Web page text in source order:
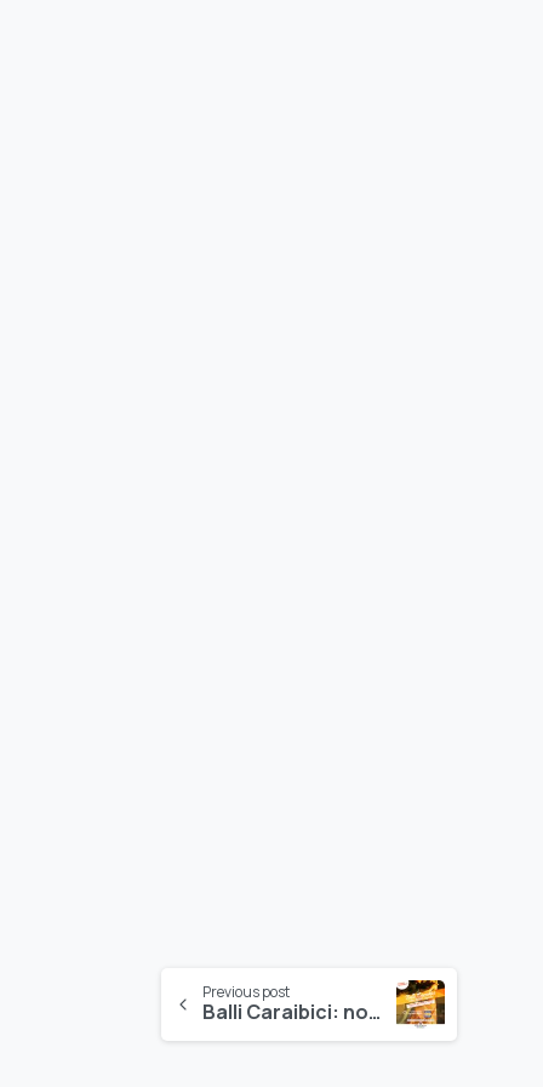
Continue
Reading
Previous post
Balli Caraibici: novità a Crocera Stadium